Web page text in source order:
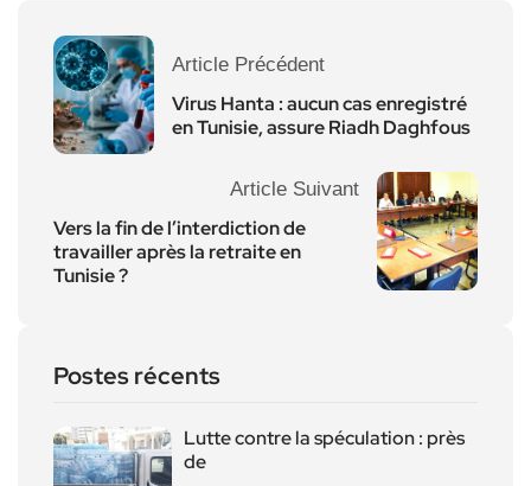
Article Précédent
Virus Hanta : aucun cas enregistré
en Tunisie, assure Riadh Daghfous
Article Suivant
Vers la fin de l’interdiction de
travailler après la retraite en
Tunisie ?
Postes récents
Lutte contre la spéculation : près
de